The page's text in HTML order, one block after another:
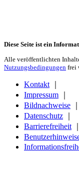
Diese Seite ist ein
Alle veröffentlichten
Nutzungsbedingungen frei
Kontakt
Impressum
Bildnachweise
Datenschutz
Barrierefreiheit